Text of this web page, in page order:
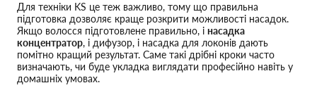
Для техніки KS це теж важливо, тому що правильна
підготовка дозволяє краще розкрити можливості насадок.
Якщо волосся підготовлене правильно, і насадка
концентратор, і дифузор, і насадка для локонів дають
помітно кращий результат. Саме такі дрібні кроки часто
визначають, чи буде укладка виглядати професійно навіть у
домашніх умовах.